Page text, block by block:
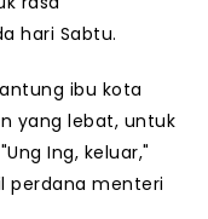
hari Sabtu.
ibu kota
yang lebat, untuk
Ing, keluar,"
perdana menteri